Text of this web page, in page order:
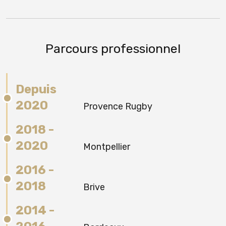
Parcours professionnel
Depuis
2020
Provence Rugby
2018 -
2020
Montpellier
2016 -
2018
Brive
2014 -